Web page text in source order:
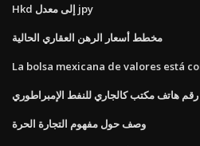
Hkd إلى معدل jpy
مخطط أسعار الرهن العقاري الحالية
La bolsa mexicana de valores está
رقم هاتف مكتب كالجاري للنفط الإمبراطوري
وصف حول مفهوم التجارة الحرة